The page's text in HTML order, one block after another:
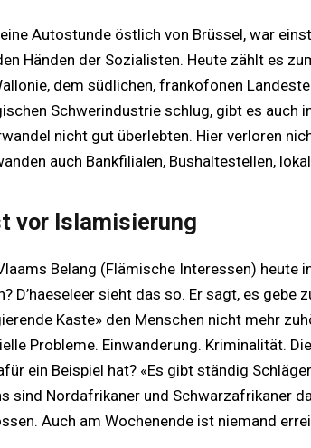
Autostunde östlich von Brüssel, war
Händen der Sozialisten. Heute zählt es
dem südlichen, frankofonen
Schwerindustrie schlug, gibt es auch
nicht gut überlebten. Hier verloren
auch Bankfilialen, Bushaltestellen,
vor Islamisierung
Belang (Flämische Interessen) heute
D’haeseleer sieht das so. Er sagt, es gebe
Kaste» den Menschen nicht mehr
Probleme. Einwanderung. Kriminalität.
ein Beispiel hat? «Es gibt ständig
sind Nordafrikaner und Schwarzafrikaner
Auch am Wochenende ist niemand